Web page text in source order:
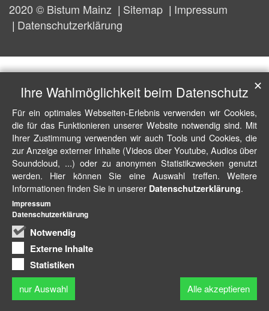
2020 © Bistum Mainz Sitemap
Impressum
Datenschutzerklärung
Ihre Wahlmöglichkeit beim Datenschutz
Für ein optimales Webseiten-Erlebnis verwenden wir Cookies,
die für das Funktionieren unserer Website notwendig sind. Mit
Ihrer Zustimmung verwenden wir auch Tools und Cookies, die
zur Anzeige externer Inhalte (Videos über Youtube, Audios über
Soundcloud, ...) oder zu anonymen Statistikzwecken genutzt
werden. Hier können Sie eine Auswahl treffen. Weitere
Informationen finden Sie in unserer Datenschutzerklärung.
Notwendig
Externe Inhalte
Statistiken
nur Auswahl Alle akzeptieren
✕
Impressum
Datenschutzerklärung